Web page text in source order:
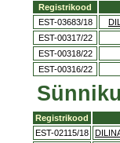
Registrikood
EST-03683/18
EST-00317/22
EST-00318/22
EST-00316/22
Registrikood
EST-02115/18